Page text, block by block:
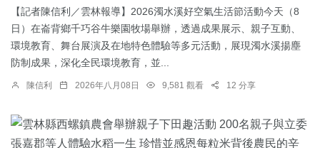
【記者陳信利／雲林報導】2026濁水溪好空氣生活節活動今天（8
日）在崙背鄉千巧谷牛樂園牧場舉辦，透過成果展示、親子互動、
環境教育、舞台展演及在地特色體驗等多元活動，展現濁水溪揚塵
防制成果，深化全民環境教育，並...
陳信利 2026年八月08日 9,581 觀看 12 分享